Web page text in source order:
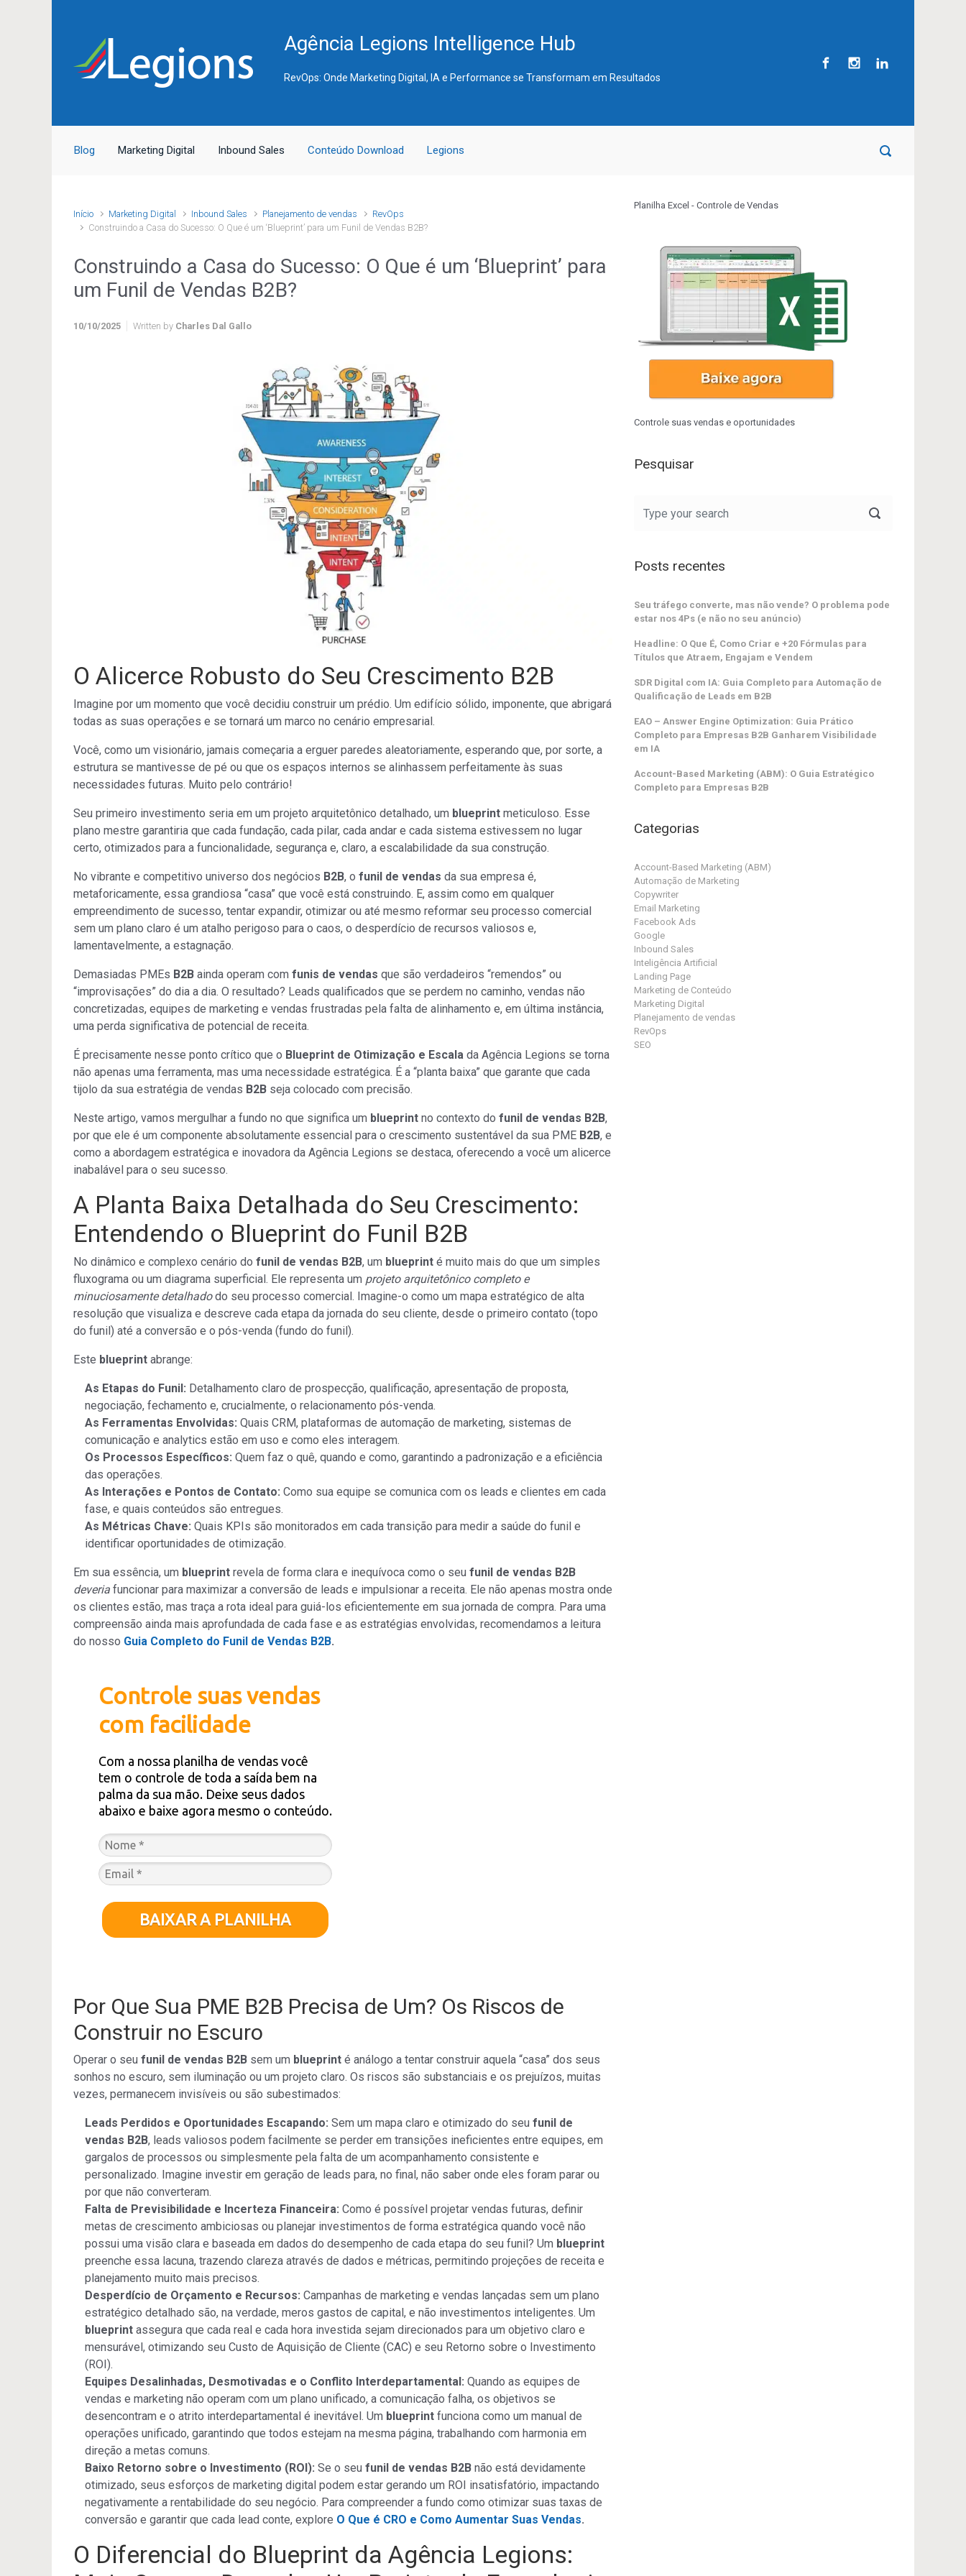
Agência Legions Intelligence Hub
RevOps: Onde Marketing Digital, IA e Performance se Transformam em Resultados
Blog Marketing Digital Inbound Sales Conteúdo Download Legions
Início Marketing Digital Inbound Sales Planejamento de vendas
RevOps
Construindo a Casa do Sucesso: O Que é um ‘Blueprint’ para um Funil de Vendas B2B?
Construindo a Casa do Sucesso: O Que é um ‘Blueprint’ para
um Funil de Vendas B2B?
10/10/2025 Written by Charles Dal Gallo
O Alicerce Robusto do Seu Crescimento B2B
Imagine por um momento que você decidiu construir um prédio. Um edifício sólido, imponente, que abrigará
todas as suas operações e se tornará um marco no cenário empresarial.
Você, como um visionário, jamais começaria a erguer paredes aleatoriamente, esperando que, por sorte, a
estrutura se mantivesse de pé ou que os espaços internos se alinhassem perfeitamente às suas
necessidades futuras. Muito pelo contrário!
Seu primeiro investimento seria em um projeto arquitetônico detalhado, um blueprint meticuloso. Esse
plano mestre garantiria que cada fundação, cada pilar, cada andar e cada sistema estivessem no lugar
certo, otimizados para a funcionalidade, segurança e, claro, a escalabilidade da sua construção.
No vibrante e competitivo universo dos negócios B2B, o funil de vendas da sua empresa é,
metaforicamente, essa grandiosa “casa” que você está construindo. E, assim como em qualquer
empreendimento de sucesso, tentar expandir, otimizar ou até mesmo reformar seu processo comercial
sem um plano claro é um atalho perigoso para o caos, o desperdício de recursos valiosos e,
lamentavelmente, a estagnação.
Demasiadas PMEs B2B ainda operam com funis de vendas que são verdadeiros “remendos” ou
“improvisações” do dia a dia. O resultado? Leads qualificados que se perdem no caminho, vendas não
concretizadas, equipes de marketing e vendas frustradas pela falta de alinhamento e, em última instância,
uma perda significativa de potencial de receita.
É precisamente nesse ponto crítico que o Blueprint de Otimização e Escala da Agência Legions se torna
não apenas uma ferramenta, mas uma necessidade estratégica. É a “planta baixa” que garante que cada
tijolo da sua estratégia de vendas B2B seja colocado com precisão.
Neste artigo, vamos mergulhar a fundo no que significa um blueprint no contexto do funil de vendas B2B,
por que ele é um componente absolutamente essencial para o crescimento sustentável da sua PME B2B, e
como a abordagem estratégica e inovadora da Agência Legions se destaca, oferecendo a você um alicerce
inabalável para o seu sucesso.
A Planta Baixa Detalhada do Seu Crescimento:
Entendendo o Blueprint do Funil B2B
No dinâmico e complexo cenário do funil de vendas B2B, um blueprint é muito mais do que um simples
fluxograma ou um diagrama superficial. Ele representa um projeto arquitetônico completo e
minuciosamente detalhadodo seu processo comercial. Imagine-o como um mapa estratégico de alta
resolução que visualiza e descreve cada etapa da jornada do seu cliente, desde o primeiro contato (topo
do funil) até a conversão e o pós-venda (fundo do funil).
Este blueprint abrange:
As Etapas do Funil: Detalhamento claro de prospecção, qualificação, apresentação de proposta,
negociação, fechamento e, crucialmente, o relacionamento pós-venda.
As Ferramentas Envolvidas: Quais CRM, plataformas de automação de marketing, sistemas de
comunicação e analytics estão em uso e como eles interagem.
Os Processos Específicos: Quem faz o quê, quando e como, garantindo a padronização e a eficiência
das operações.
As Interações e Pontos de Contato: Como sua equipe se comunica com os leads e clientes em cada
fase, e quais conteúdos são entregues.
As Métricas Chave: Quais KPIs são monitorados em cada transição para medir a saúde do funil e
identificar oportunidades de otimização.
Em sua essência, um blueprint revela de forma clara e inequívoca como o seu funil de vendas B2B
deveria funcionar para maximizar a conversão de leads e impulsionar a receita. Ele não apenas mostra onde
os clientes estão, mas traça a rota ideal para guiá-los eficientemente em sua jornada de compra. Para uma
compreensão ainda mais aprofundada de cada fase e as estratégias envolvidas, recomendamos a leitura
do nosso Guia Completo do Funil de Vendas B2B.
Controle suas vendas
com facilidade
Com a nossa planilha de vendas você
tem o controle de toda a saída bem na
palma da sua mão. Deixe seus dados
abaixo e baixe agora mesmo o conteúdo.
BAIXAR A PLANILHA
Por Que Sua PME B2B Precisa de Um? Os Riscos de
Construir no Escuro
Operar o seu funil de vendas B2B sem um blueprint é análogo a tentar construir aquela “casa” dos seus
sonhos no escuro, sem iluminação ou um projeto claro. Os riscos são substanciais e os prejuízos, muitas
vezes, permanecem invisíveis ou são subestimados:
Leads Perdidos e Oportunidades Escapando: Sem um mapa claro e otimizado do seu funil de
vendas B2B, leads valiosos podem facilmente se perder em transições ineficientes entre equipes, em
gargalos de processos ou simplesmente pela falta de um acompanhamento consistente e
personalizado. Imagine investir em geração de leads para, no final, não saber onde eles foram parar ou
por que não converteram.
Falta de Previsibilidade e Incerteza Financeira: Como é possível projetar vendas futuras, definir
metas de crescimento ambiciosas ou planejar investimentos de forma estratégica quando você não
possui uma visão clara e baseada em dados do desempenho de cada etapa do seu funil? Um blueprint
preenche essa lacuna, trazendo clareza através de dados e métricas, permitindo projeções de receita e
planejamento muito mais precisos.
Desperdício de Orçamento e Recursos: Campanhas de marketing e vendas lançadas sem um plano
estratégico detalhado são, na verdade, meros gastos de capital, e não investimentos inteligentes. Um
blueprint assegura que cada real e cada hora investida sejam direcionados para um objetivo claro e
mensurável, otimizando seu Custo de Aquisição de Cliente (CAC) e seu Retorno sobre o Investimento
(ROI).
Equipes Desalinhadas, Desmotivadas e o Conflito Interdepartamental: Quando as equipes de
vendas e marketing não operam com um plano unificado, a comunicação falha, os objetivos se
desencontram e o atrito interdepartamental é inevitável. Um blueprint funciona como um manual de
operações unificado, garantindo que todos estejam na mesma página, trabalhando com harmonia em
direção a metas comuns.
Baixo Retorno sobre o Investimento (ROI): Se o seu funil de vendas B2B não está devidamente
otimizado, seus esforços de marketing digital podem estar gerando um ROI insatisfatório, impactando
negativamente a rentabilidade do seu negócio. Para compreender a fundo como otimizar suas taxas de
conversão e garantir que cada lead conte, explore O Que é CRO e Como Aumentar Suas Vendas.
O Diferencial do Blueprint da Agência Legions:
Planilha Excel - Controle de Vendas
Controle suas vendas e oportunidades
Pesquisar
Posts recentes
Seu tráfego converte, mas não vende? O problema pode
estar nos 4Ps (e não no seu anúncio)
Headline: O Que É, Como Criar e +20 Fórmulas para
Títulos que Atraem, Engajam e Vendem
SDR Digital com IA: Guia Completo para Automação de
Qualificação de Leads em B2B
EAO – Answer Engine Optimization: Guia Prático
Completo para Empresas B2B Ganharem Visibilidade
em IA
Account-Based Marketing (ABM): O Guia Estratégico
Completo para Empresas B2B
Categorias
Account-Based Marketing (ABM)
Automação de Marketing
Copywriter
Email Marketing
Facebook Ads
Google
Inbound Sales
Inteligência Artificial
Landing Page
Marketing de Conteúdo
Marketing Digital
Planejamento de vendas
RevOps
SEO